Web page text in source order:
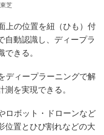
芝
上の位置を紐（ひも）付
自動認識し、ディープラ
きる。
ディープラーニングで解
を実現できる。
ロボット・ドローンなど
位置とひび割れなどの大